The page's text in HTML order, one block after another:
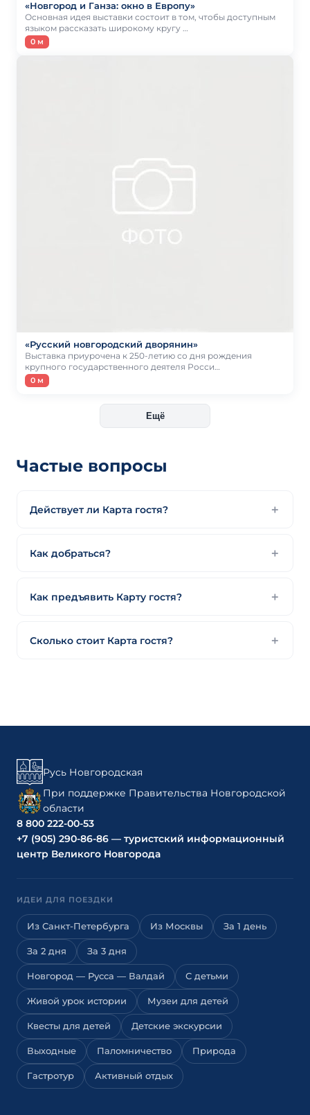
«Новгород и Ганза: окно в Европу»
Основная идея выставки состоит в том, чтобы доступным
языком рассказать широкому кругу …
0 м
«Русский новгородский дворянин»
Выставка приурочена к 250-летию со дня рождения
крупного государственного деятеля Росси…
0 м
Ещё
Частые вопросы
Действует ли Карта гостя?
Как добраться?
Как предъявить Карту гостя?
Сколько стоит Карта гостя?
Русь Новгородская
При поддержке Правительства Новгородской
области
8 800 222-00-53
+7 (905) 290-86-86 — туристский информационный
центр Великого Новгорода
ИДЕИ ДЛЯ ПОЕЗДКИ
Из Санкт-Петербурга Из Москвы За 1 день
За 2 дня За 3 дня
Новгород — Русса — Валдай С детьми
Живой урок истории Музеи для детей
Квесты для детей Детские экскурсии
Выходные Паломничество Природа
Гастротур Активный отдых